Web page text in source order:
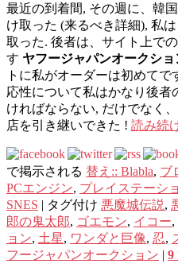
最近の到着間, その週に、韓
け取った (来るべき詳細), 私
取った. 後者は、サイト上で
す ヤフージャパンオークショ
トに私がオーダーは初めてで
応性について私はかなり後者
ければならない, だけでなく
店を引き継いできた ! 読み続
で掲示される 替え:: Blabla, ブ
PCエンジン, プレイステーシ
SNES | タグ付け 悪魔城伝説,
郎の鬼太郎, ゴエモン, イコー,
ョン, 土星, ワンダと巨像, 忍,
フージャパンオークション | 9